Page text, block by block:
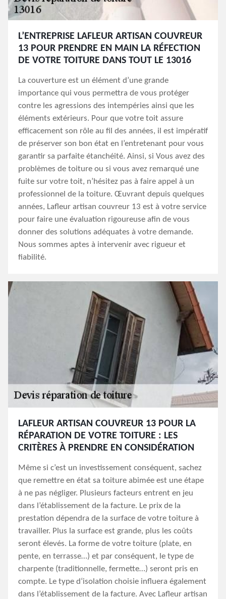
L’ENTREPRISE LAFLEUR ARTISAN COUVREUR
13 POUR PRENDRE EN MAIN LA RÉFECTION
DE VOTRE TOITURE DANS TOUT LE 13016
La couverture est un élément d’une grande
importance qui vous permettra de vous protéger
contre les agressions des intempéries ainsi que les
éléments extérieurs. Pour que votre toit assure
efficacement son rôle au fil des années, il est impératif
de préserver son bon état en l’entretenant pour vous
garantir sa parfaite étanchéité. Ainsi, si Vous avez des
problèmes de toiture ou si vous avez remarqué une
fuite sur votre toit, n’hésitez pas à faire appel à un
professionnel de la toiture. Œuvrant depuis quelques
années, Lafleur artisan couvreur 13 est à votre service
pour faire une évaluation rigoureuse afin de vous
donner des solutions adéquates à votre demande.
Nous sommes aptes à intervenir avec rigueur et
fiabilité.
LAFLEUR ARTISAN COUVREUR 13 POUR LA
RÉPARATION DE VOTRE TOITURE : LES
CRITÈRES À PRENDRE EN CONSIDÉRATION
Même si c’est un investissement conséquent, sachez
que remettre en état sa toiture abimée est une étape
à ne pas négliger. Plusieurs facteurs entrent en jeu
dans l’établissement de la facture. Le prix de la
prestation dépendra de la surface de votre toiture à
travailler. Plus la surface est grande, plus les coûts
seront élevés. La forme de votre toiture (plate, en
pente, en terrasse…) et par conséquent, le type de
charpente (traditionnelle, fermette…) seront pris en
compte. Le type d‘isolation choisie influera également
dans l’établissement de la facture. Avec Lafleur artisan